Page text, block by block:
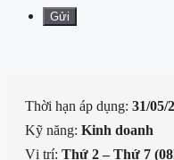
Thời hạn áp dụng: 31/05/
Kỹ năng: Kinh doanh
Vị trí: Thứ 2 – Thứ 7